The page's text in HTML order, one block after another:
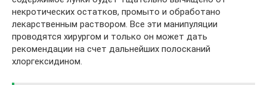
некротических остатков, промыто и обработано
лекарственным раствором. Все эти манипуляции
проводятся хирургом и только он может дать
рекомендации на счет дальнейших полосканий
хлоргексидином.